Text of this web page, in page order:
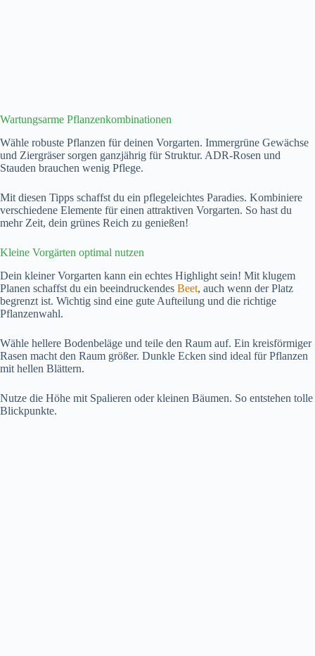
Wartungsarme Pflanzenkombinationen
Wähle robuste Pflanzen für deinen Vorgarten. Immergrüne Gewächse
und Ziergräser sorgen ganzjährig für Struktur. ADR-Rosen und
Stauden brauchen wenig Pflege.
Mit diesen Tipps schaffst du ein pflegeleichtes Paradies. Kombiniere
verschiedene Elemente für einen attraktiven Vorgarten. So hast du
mehr Zeit, dein grünes Reich zu genießen!
Kleine Vorgärten optimal nutzen
Dein kleiner Vorgarten kann ein echtes Highlight sein! Mit klugem
Planen schaffst du ein beeindruckendes Beet, auch wenn der Platz
begrenzt ist. Wichtig sind eine gute Aufteilung und die richtige
Pflanzenwahl.
Wähle hellere Bodenbeläge und teile den Raum auf. Ein kreisförmiger
Rasen macht den Raum größer. Dunkle Ecken sind ideal für Pflanzen
mit hellen Blättern.
Nutze die Höhe mit Spalieren oder kleinen Bäumen. So entstehen tolle
Blickpunkte.